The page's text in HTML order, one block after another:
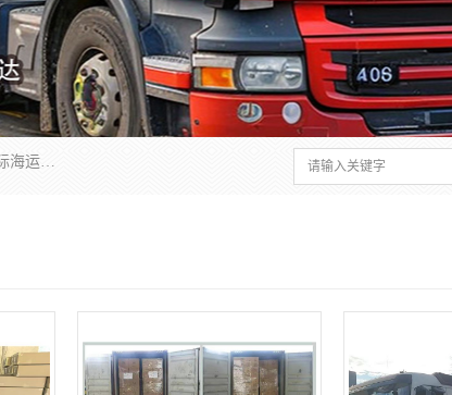
东莞市润丰国际货运代理有限公司提供中港运输（中港散货拼车、中港吨车、中港拖车）、国际海运代理、国际空运快递，跨境电商，亚马逊FBA，国内物流园服务，进出口报关，仓储，提供给客户整套运输解决方案和增值服务